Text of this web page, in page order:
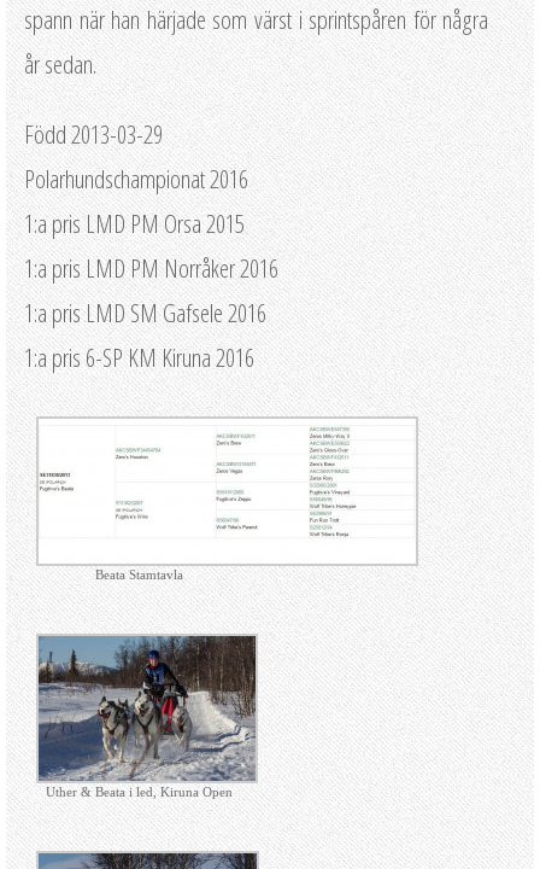
spann när han härjade som värst i sprintspåren för några
år sedan.
Född 2013-03-29
Polarhundschampionat 2016
1:a pris LMD PM Orsa 2015
1:a pris LMD PM Norråker 2016
1:a pris LMD SM Gafsele 2016
1:a pris 6-SP KM Kiruna 2016
Beata Stamtavla
Uther & Beata i led, Kiruna Open